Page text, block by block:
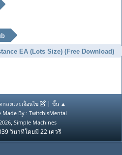
EA (Lots Size) (Free Download)
กลงและเงื่อนไข | ขึ้น ▲
Made By : TwitchisMental
, Simple Machines
วินาทีโดยมี 22 เควรี